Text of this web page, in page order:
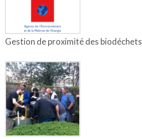
Gestion de proximité des biodéchets